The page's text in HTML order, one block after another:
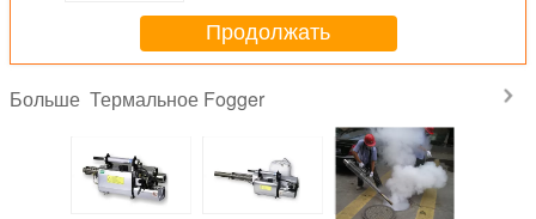
времени
Продолжать
Больше Термальное Fogger